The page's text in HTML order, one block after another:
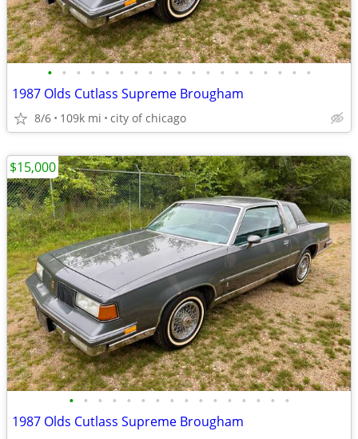
• • • • • • • • • • • • • • • • • • •
1987 Olds Cutlass Supreme Brougham
8/6 109k mi city of chicago
• • • • • • • • • • • • • • • •
1987 Olds Cutlass Supreme Brougham
$15,000